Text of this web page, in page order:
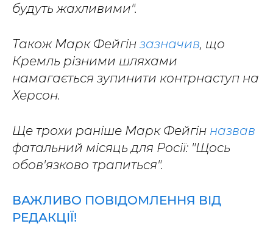
будуть жахливими".
Також Марк Фейгін зазначив, що
Кремль різними шляхами
намагається зупинити контрнаступ на
Херсон.
Ще трохи раніше Марк Фейгін назвав
фатальний місяць для Росії: "Щось
обов'язково трапиться".
ВАЖЛИВО ПОВІДОМЛЕННЯ ВІД
РЕДАКЦІЇ!